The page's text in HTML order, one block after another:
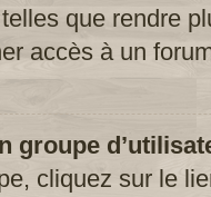
que rendre
accès à un
groupe
cliquez sur le